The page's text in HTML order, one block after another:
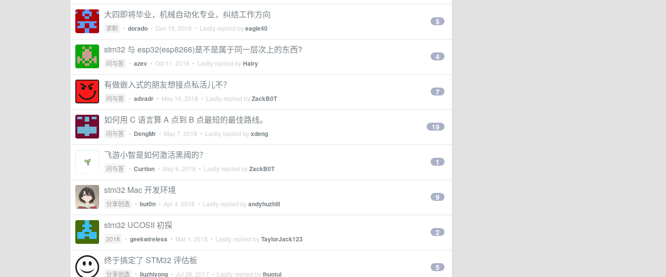
大四即将毕业，机械自动化专业，纠结工作方向
求职 • dorado • Dec 16, 2018 • Lastly replied byeagle40
5
stm32 与 esp32(esp8266)是不是属于同一层次上的东西?
问与答 • azev • Oct 11, 2018 • Lastly replied byHalry
4
有做嵌入式的朋友想接点私活儿不？
问与答 • advadr • May 16, 2018 • Lastly replied byZackB0T
7
如何用 C 语言算 A 点到 B 点最短的最佳路线。
问与答 • DengMr • May 7, 2018 • Lastly replied byxdeng
19
飞游小智是如何激活黑阈的？
问与答 • Curtion • May 6, 2018 • Lastly replied byZackB0T
1
stm32 Mac 开发环境
分享创造 • but0n • Apr 4, 2018 • Lastly replied byandyhuzhill
9
stm32 UCOSII 初探
2018 • geekwireless • Mar 1, 2018 • Lastly replied byTaylorJack123
2
终于搞定了 STM32 评估板
分享创造 • liuzhiyong • Jul 26, 2017 • Lastly replied byihuotui
5